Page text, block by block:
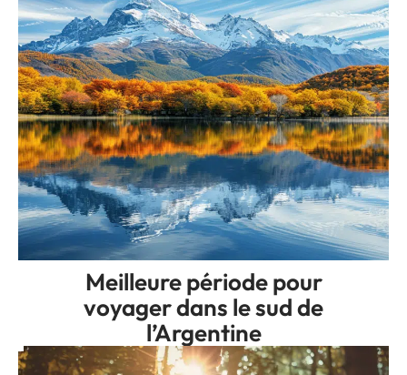
Meilleure période pour
voyager dans le sud de
l’Argentine